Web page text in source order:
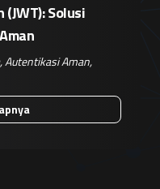
(JWT): Solusi
,Autentikasi Aman,